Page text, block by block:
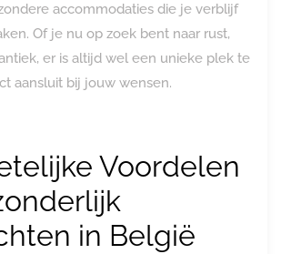
accommodaties die je verblijf
Of je nu op zoek bent naar rust,
er is altijd wel een unieke plek te
aansluit bij jouw wensen.
Voordelen
in België